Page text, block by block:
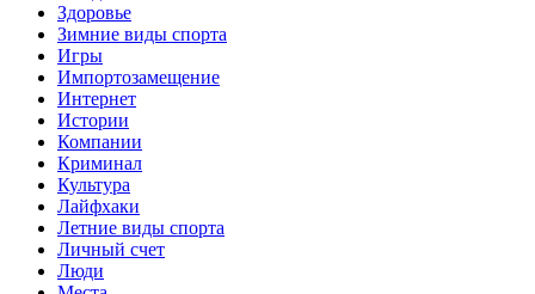
Здоровье
Зимние виды спорта
Игры
Импортозамещение
Интернет
Истории
Компании
Криминал
Культура
Лайфхаки
Летние виды спорта
Личный счет
Люди